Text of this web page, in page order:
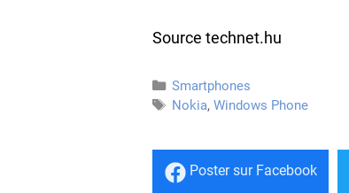
Source technet.hu
Catégories
Smartphones
Étiquettes
Nokia,Windows Phone
Postersur Facebook